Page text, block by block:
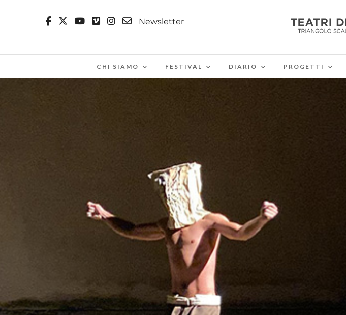
Newsletter
CHI SIAMO FESTIVAL DIARIO PROGETTI